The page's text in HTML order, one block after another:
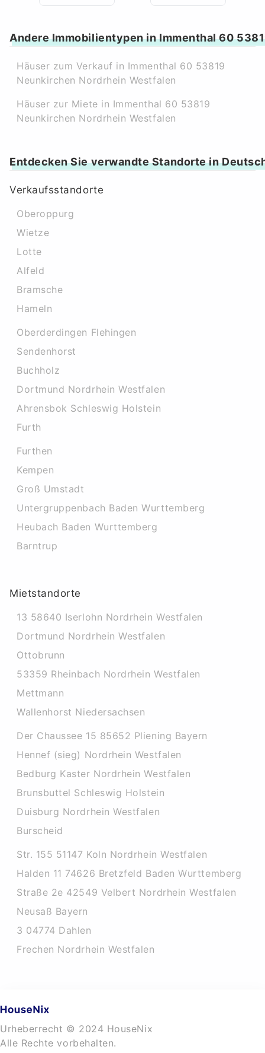
Andere Immobilientypen in Immenthal 60
Häuser zum Verkauf in Immenthal 60 53819
Neunkirchen Nordrhein Westfalen
Häuser zur Miete in Immenthal 60 53819
Neunkirchen Nordrhein Westfalen
Entdecken Sie verwandte Standorte in
Verkaufsstandorte
Oberoppurg
Wietze
Lotte
Alfeld
Bramsche
Hameln
Oberderdingen Flehingen
Sendenhorst
Buchholz
Dortmund Nordrhein Westfalen
Ahrensbok Schleswig Holstein
Furth
Furthen
Kempen
Groß Umstadt
Untergruppenbach Baden Wurttemberg
Heubach Baden Wurttemberg
Barntrup
Mietstandorte
13 58640 Iserlohn Nordrhein Westfalen
Dortmund Nordrhein Westfalen
Ottobrunn
53359 Rheinbach Nordrhein Westfalen
Mettmann
Wallenhorst Niedersachsen
Der Chaussee 15 85652 Pliening Bayern
Hennef (sieg) Nordrhein Westfalen
Bedburg Kaster Nordrhein Westfalen
Brunsbuttel Schleswig Holstein
Duisburg Nordrhein Westfalen
Burscheid
Str. 155 51147 Koln Nordrhein Westfalen
Halden 11 74626 Bretzfeld Baden Wurttemberg
Straße 2e 42549 Velbert Nordrhein Westfalen
Neusaß Bayern
3 04774 Dahlen
Frechen Nordrhein Westfalen
Urheberrecht © 2024 HouseNix
Alle Rechte vorbehalten.